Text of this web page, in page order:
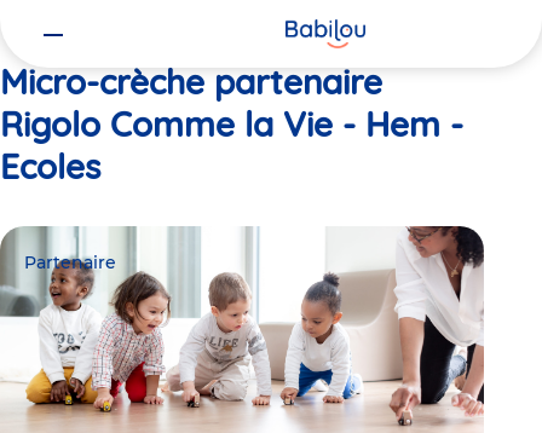
Micro-crèche partenaire
Rigolo Comme la Vie - Hem -
Ecoles
Partenaire